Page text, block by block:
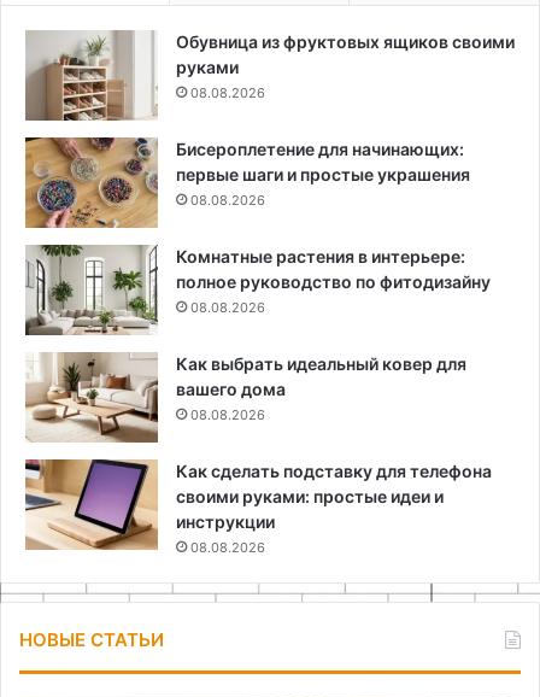
Обувница из фруктовых ящиков своими
руками
08.08.2026
Бисероплетение для начинающих:
первые шаги и простые украшения
08.08.2026
Комнатные растения в интерьере:
полное руководство по фитодизайну
08.08.2026
Как выбрать идеальный ковер для
вашего дома
08.08.2026
Как сделать подставку для телефона
своими руками: простые идеи и
инструкции
08.08.2026
НОВЫЕ СТАТЬИ